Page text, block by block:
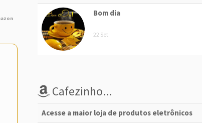
Bom dia
22 Set
Cafezinho...
Acesse a maior loja de produtos eletrônicos